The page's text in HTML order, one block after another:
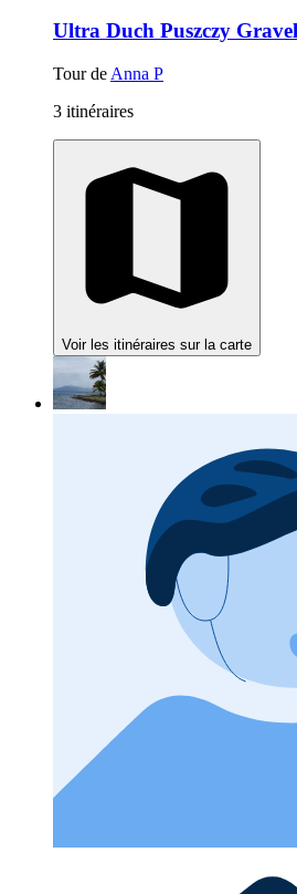
Ultra Duch Puszczy
Tour de Anna P
3 itinéraires
Voir les itinéraires sur la carte